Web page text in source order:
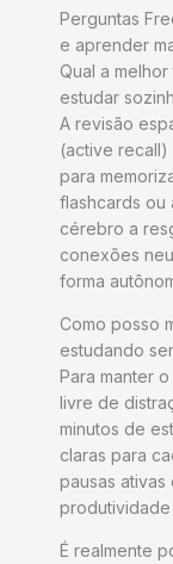
Perguntas
e aprender
Qual a
estudar
A revisão
(active
para
flashcards ou
cérebro a
conexões
forma
Como posso
estudando
Para manter
livre de
minutos de
claras para
pausas ativas
É realmente